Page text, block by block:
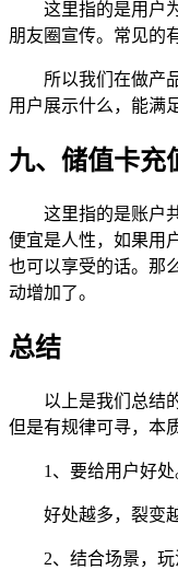
这里指的是用户
朋友圈宣传。常见的
所以我们在做产
用户展示什么，能满
九、储值卡充
这里指的是账户
便宜是人性，如果用
也可以享受的话。那
动增加了。
总结
以上是我们总结
但是有规律可寻，本
1、要给用户好处
好处越多，裂变
2、结合场景，玩